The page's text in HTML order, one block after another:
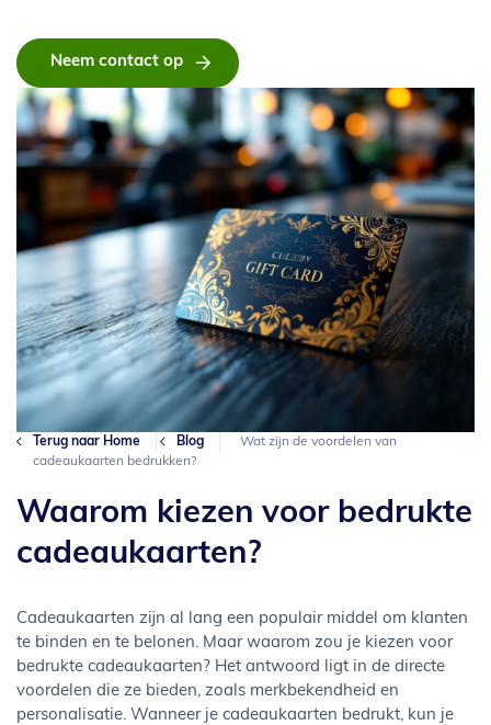
Neem contact op
Terug naar Home Blog
Wat zijn de voordelen van
cadeaukaarten bedrukken?
Waarom kiezen voor bedrukte
cadeaukaarten?
Cadeaukaarten zijn al lang een populair middel om klanten
te binden en te belonen. Maar waarom zou je kiezen voor
bedrukte cadeaukaarten? Het antwoord ligt in de directe
voordelen die ze bieden, zoals merkbekendheid en
personalisatie. Wanneer je cadeaukaarten bedrukt, kun je